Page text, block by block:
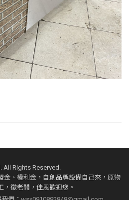
Rights Reserved.
金、權利金，自創品牌設備自己來，原物
，徵老闆，佳恩歡迎您。